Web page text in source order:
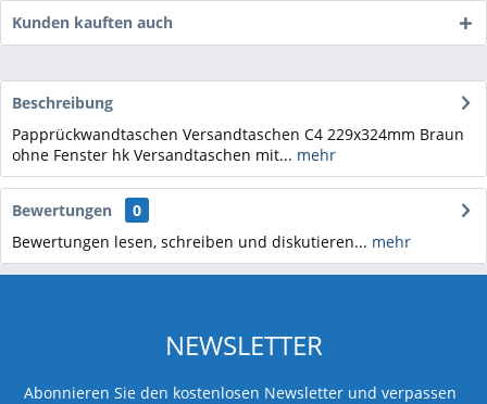
Kunden kauften auch
Beschreibung
Papprückwandtaschen Versandtaschen C4 229x324mm Braun
ohne Fenster hk Versandtaschen mit... mehr
Bewertungen
0
Bewertungen lesen, schreiben und diskutieren... mehr
NEWSLETTER
Abonnieren Sie den kostenlosen Newsletter und verpassen